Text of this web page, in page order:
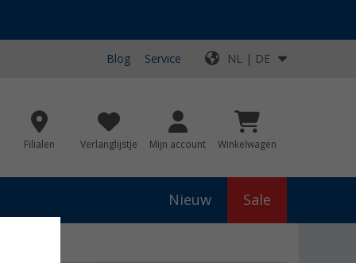
Blog Service NL | DE
Filialen Verlanglijstje Mijn account Winkelwagen
Nieuw Sale